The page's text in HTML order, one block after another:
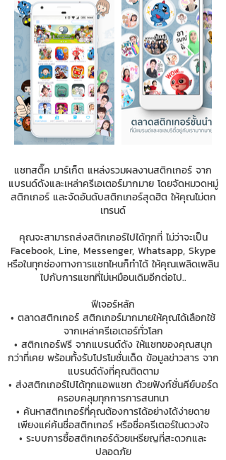
แชทสติ๊ค มาร์เก็ต แหล่งรวมผลงานสติกเกอร์ จาก
แบรนด์ดังและเหล่าครีเอเตอร์มากมาย โดยจัดหมวดหมู่
สติกเกอร์ และจัดอันดับสติกเกอร์สุดฮิต ให้คุณไม่ตก
เทรนด์
คุณจะสามารถส่งสติกเกอร์ไปได้ทุกที่ ไม่ว่าจะเป็น
Facebook, Line, Messenger, Whatsapp, Skype
หรือในทุกช่องทางการแชทไหนก็ทำได้ ให้คุณเพลิดเพลิน
ไปกับการแชทที่ไม่เหมือนเดิมอีกต่อไป..
ฟีเจอร์หลัก
• ตลาดสติกเกอร์ สติกเกอร์มากมายให้คุณได้เลือกใช้
จากเหล่าครีเอเตอร์ทั่วโลก
• สติกเกอร์ฟรี จากแบรนด์ดัง ให้แชทของคุณสนุก
กว่าที่เคย พร้อมทั้งรับโปรโมชั่นเด็ด ข้อมูลข่าวสาร จาก
แบรนด์ดังที่คุณติดตาม
• ส่งสติกเกอร์ไปได้ทุกแอพแชท ด้วยฟังก์ชั่นคีย์บอร์ด
ครอบคลุมทุกการการสนทนา
• ค้นหาสติกเกอร์ที่คุณต้องการได้อย่างได้ง่ายดาย
เพียงแค่ค้นชื่อสติกเกอร์ หรือชื่อครีเตอร์ในดวงใจ
• ระบบการซื้อสติกเกอร์ด้วยเหรียญที่สะดวกและ
ปลอดภัย